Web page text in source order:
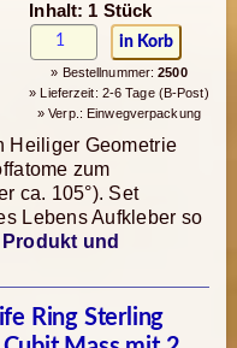
Inhalt: 1 Stück
» Bestellnummer:2500
» Lieferzeit: 2-6 Tage (B-Post)
» Verp.: Einwegverpackung
Heiliger Geometrie
zum
ca. 105°). Set
Lebens Aufkleber so
und
Ring Sterling